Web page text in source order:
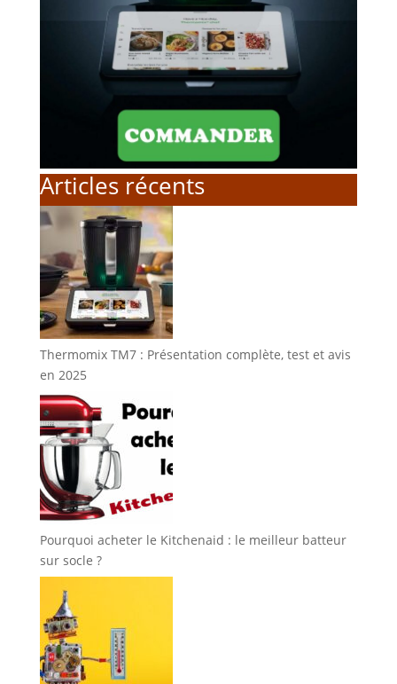
Articles récents
Thermomix TM7 : Présentation complète, test et avis
en 2025
Pourquoi acheter le Kitchenaid : le meilleur batteur
sur socle ?